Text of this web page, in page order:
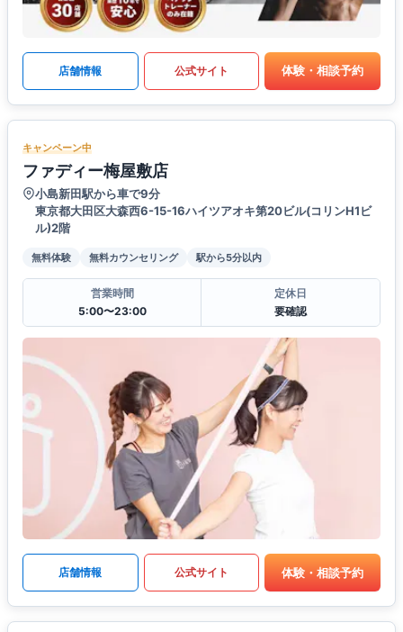
店舗情報 公式サイト 体験・相談予約
キャンペーン中
ファディー梅屋敷店
小島新田駅から車で9分
東京都大田区大森西6-15-16ハイツアオキ第20ビル(コリンH1ビ
ル)2階
無料体験 無料カウンセリング 駅から5分以内
営業時間
5:00〜23:00
定休日
要確認
店舗情報 公式サイト 体験・相談予約